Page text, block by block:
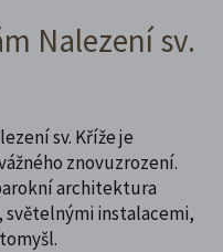
Nalezení sv.
sv. Kříže je
znovuzrození.
architektura
světelnými instalacemi,